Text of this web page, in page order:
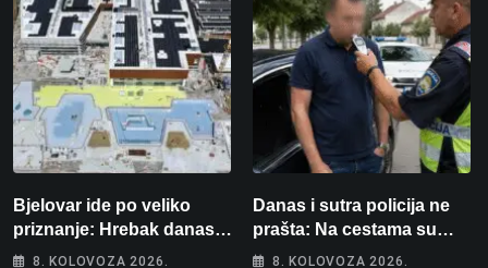
Bjelovar ide po veliko
priznanje: Hrebak danas u
Parizu predstavlja
8. KOLOVOZA 2026.
Danas i sutra policija ne
prašta: Na cestama su
posebno na meti ovi
8. KOLOVOZA 2026.